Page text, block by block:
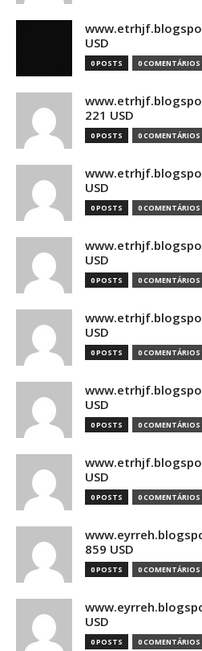
USD
0 POSTS 0 COMENTÁRIOS
221 USD
0 POSTS 0 COMENTÁRIOS
USD
0 POSTS 0 COMENTÁRIOS
USD
0 POSTS 0 COMENTÁRIOS
USD
0 POSTS 0 COMENTÁRIOS
USD
0 POSTS 0 COMENTÁRIOS
USD
0 POSTS 0 COMENTÁRIOS
859 USD
0 POSTS 0 COMENTÁRIOS
USD
0 POSTS 0 COMENTÁRIOS